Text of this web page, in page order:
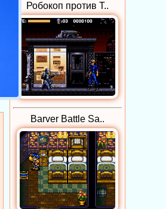
Робокоп против Т..
Barver Battle Sa..